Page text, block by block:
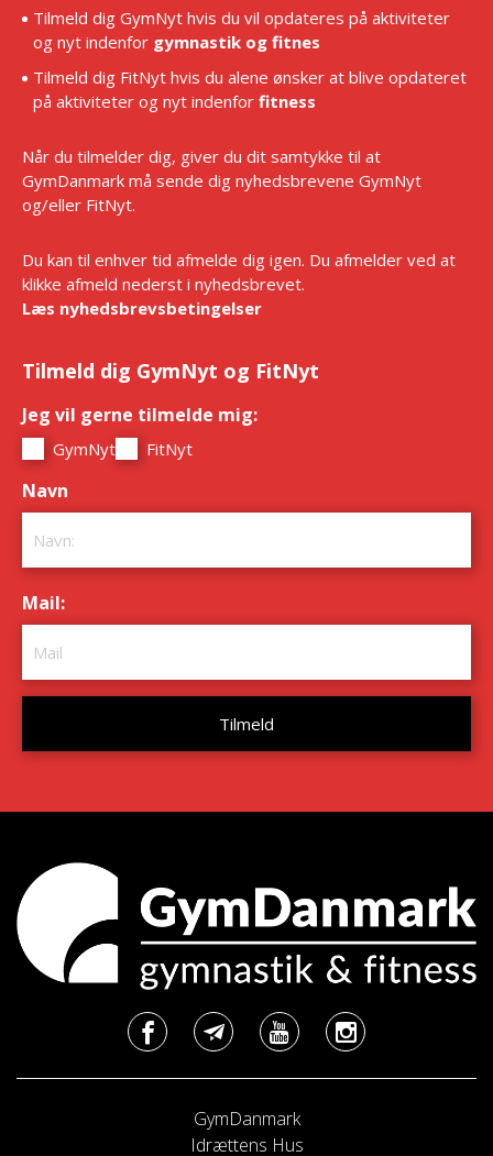
Tilmeld dig GymNyt hvis du vil opdateres på aktiviteter
og nyt indenfor gymnastik og fitnes
Tilmeld dig FitNyt hvis du alene ønsker at blive opdateret
på aktiviteter og nyt indenfor fitness
Når du tilmelder dig, giver du dit samtykke til at
GymDanmark må sende dig nyhedsbrevene GymNyt
og/eller FitNyt.
Du kan til enhver tid afmelde dig igen. Du afmelder ved at
klikke afmeld nederst i nyhedsbrevet.
Læs nyhedsbrevsbetingelser
Tilmeld dig GymNyt og FitNyt
Jeg vil gerne tilmelde mig:
GymNyt FitNyt
Navn
Mail:
GymDanmark
Idrættens Hus